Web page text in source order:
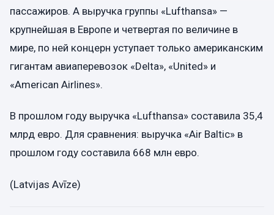
пассажиров. А выручка группы «Lufthansa» —
крупнейшая в Европе и четвертая по величине в
мире, по ней концерн уступает только американским
гигантам авиаперевозок «Delta», «United» и
«American Airlines».
В прошлом году выручка «Lufthansa» составила 35,4
млрд евро. Для сравнения: выручка «Air Baltic» в
прошлом году составила 668 млн евро.
(Latvijas Avīze)